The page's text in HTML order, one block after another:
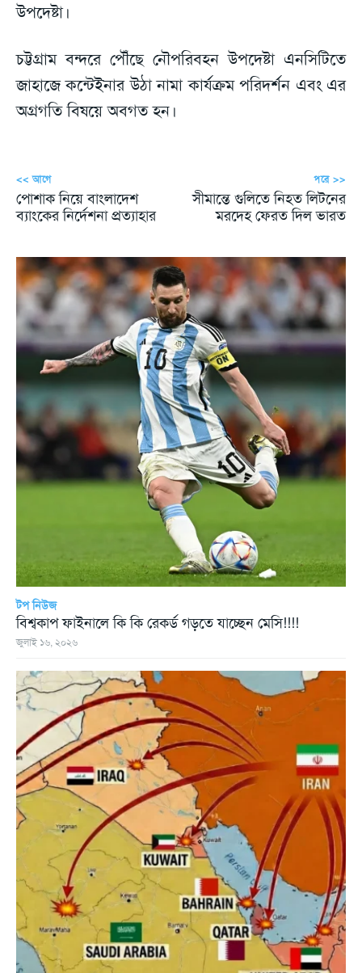
উপদেষ্টা।
চট্টগ্রাম বন্দরে পৌঁছে নৌপরিবহন উপদেষ্টা এনসিটিতে
জাহাজে কন্টেইনার উঠা নামা কার্যক্রম পরিদর্শন এবং এর
অগ্রগতি বিষয়ে অবগত হন।
<< আগে
পোশাক নিয়ে বাংলাদেশ
ব্যাংকের নির্দেশনা প্রত্যাহার
পরে >>
সীমান্তে গুলিতে নিহত লিটনের
মরদেহ ফেরত দিল ভারত
টপ নিউজ
বিশ্বকাপ ফাইনালে কি কি রেকর্ড গড়তে যাচ্ছেন মেসি!!!!
জুলাই ১৬, ২০২৬